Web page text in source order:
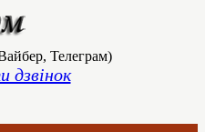
Телеграм)
дзвінок